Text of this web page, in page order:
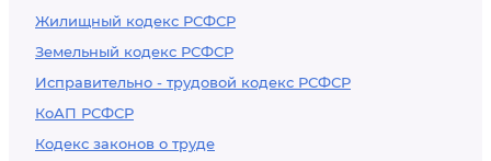
Жилищный кодекс РСФСР
Земельный кодекс РСФСР
Исправительно - трудовой кодекс РСФСР
КоАП РСФСР
Кодекс законов о труде